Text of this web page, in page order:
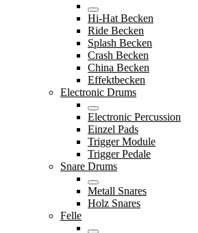
Hi-Hat Becken
Ride Becken
Splash Becken
Crash Becken
China Becken
Effektbecken
Electronic Drums
Electronic Percussion
Einzel Pads
Trigger Module
Trigger Pedale
Snare Drums
Metall Snares
Holz Snares
Felle